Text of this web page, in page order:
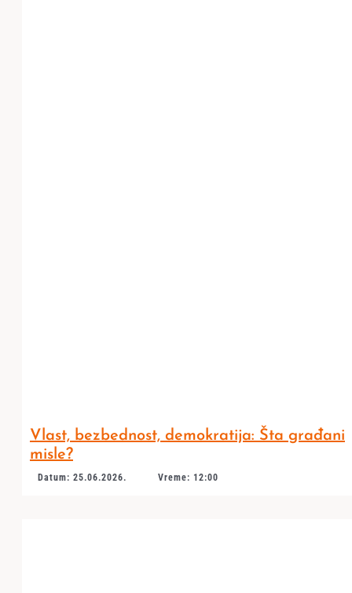
Vlast, bezbednost, demokratija: Šta građani
misle?
Datum: 25.06.2026. Vreme: 12:00